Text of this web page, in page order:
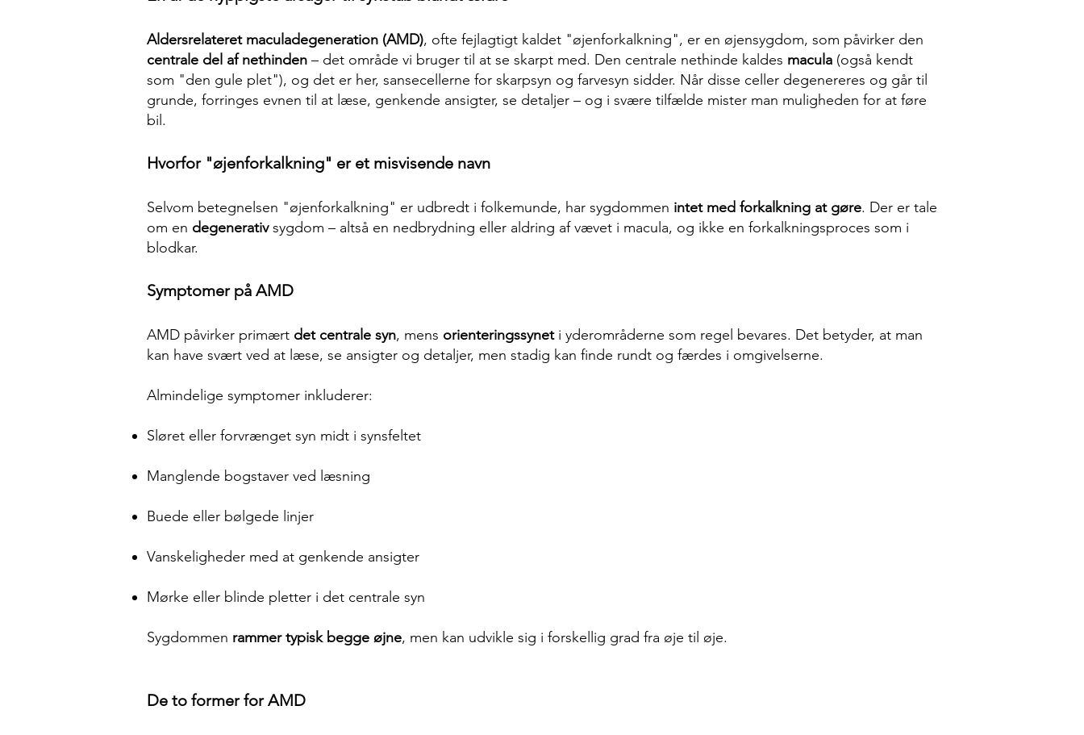
Aldersrelateret maculadegeneration (AMD), ofte fejlagtigt kaldet "øjenforkalkning", er en øjensygdom, som påvirker den
centrale del af nethinden – det område vi bruger til at se skarpt med. Den centrale nethinde kaldes macula (også kendt
som "den gule plet"), og det er her, sansecellerne for skarpsyn og farvesyn sidder. Når disse celler degenereres og går til
grunde, forringes evnen til at læse, genkende ansigter, se detaljer – og i svære tilfælde mister man muligheden for at føre
bil.
Hvorfor "øjenforkalkning" er et misvisende navn
Selvom betegnelsen "øjenforkalkning" er udbredt i folkemunde, har sygdommen intet med forkalkning at gøre. Der er tale
om en degenerativsygdom – altså en nedbrydning eller aldring af vævet i macula, og ikke en forkalkningsproces som i
blodkar.
Symptomer på AMD
AMD påvirker primært det centrale syn, mens orienteringssyneti yderområderne som regel bevares. Det betyder, at man
kan have svært ved at læse, se ansigter og detaljer, men stadig kan finde rundt og færdes i omgivelserne.
Almindelige symptomer inkluderer:
Sløret eller forvrænget syn midt i synsfeltet
Manglende bogstaver ved læsning
Buede eller bølgede linjer
Vanskeligheder med at genkende ansigter
Mørke eller blinde pletter i det centrale syn
Sygdommen rammer typisk begge øjne, men kan udvikle sig i forskellig grad fra øje til øje.
De to former for AMD